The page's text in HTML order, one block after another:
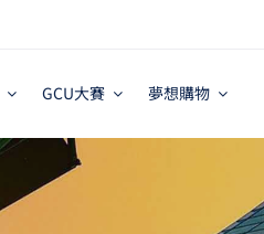
GCU大賽 夢想購物